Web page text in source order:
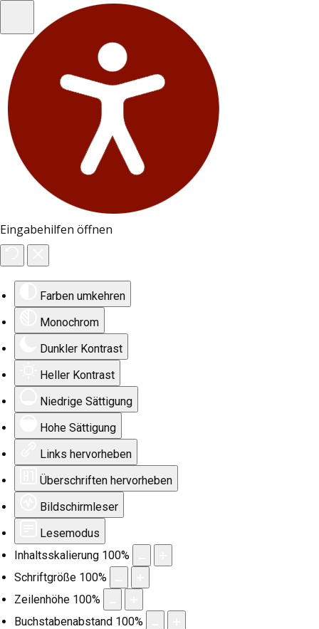
Eingabehilfen öffnen
Farben umkehren
Monochrom
Dunkler Kontrast
Heller Kontrast
Niedrige Sättigung
Hohe Sättigung
Links hervorheben
Überschriften hervorheben
Bildschirmleser
Lesemodus
Inhaltsskalierung 100%
Schriftgröße 100%
Zeilenhöhe 100%
Buchstabenabstand 100%